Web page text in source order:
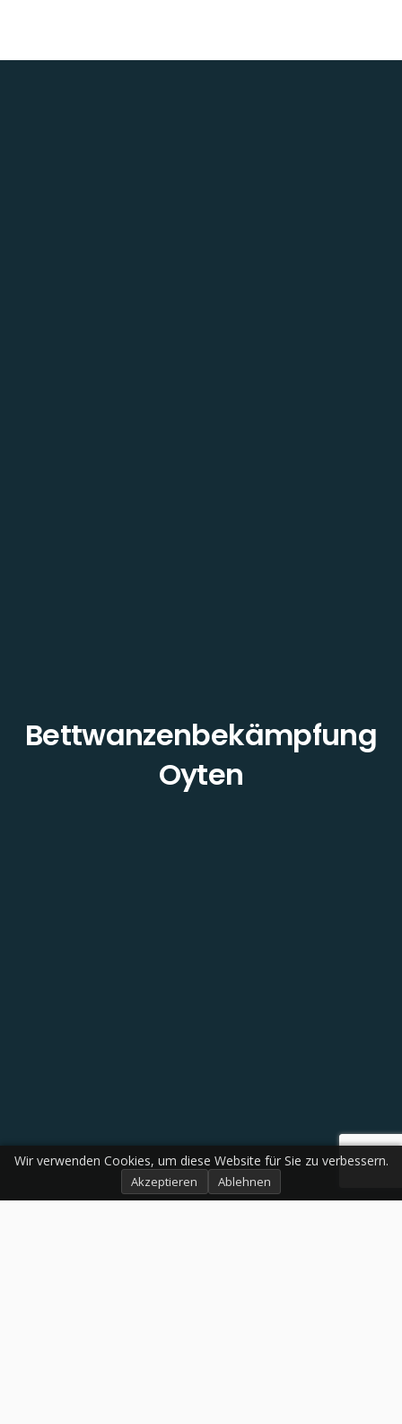
Bettwanzenbekämpfung
Oyten
Wir verwenden Cookies, um diese Website für Sie zu verbessern.
Akzeptieren Ablehnen